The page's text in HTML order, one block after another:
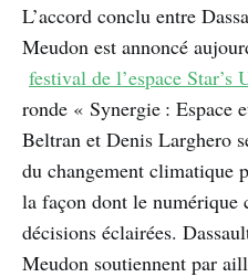
L’accord conclu entre
Meudon est annoncé
festival de l’espace Star’s
ronde « Synergie : Espace
Beltran et Denis Larghero
du changement climatique
la façon dont le numérique
décisions éclairées.
Meudon soutiennent par